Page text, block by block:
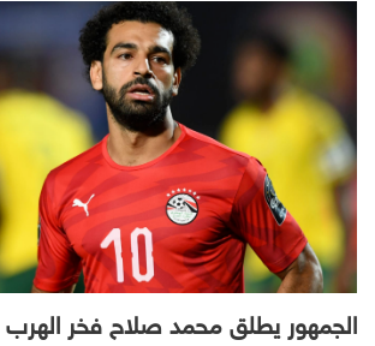
الجمهور يطلق محمد صلاح فخر الهرب